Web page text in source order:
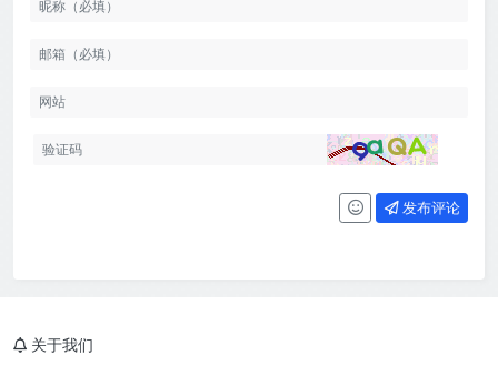
发布评论
关于我们